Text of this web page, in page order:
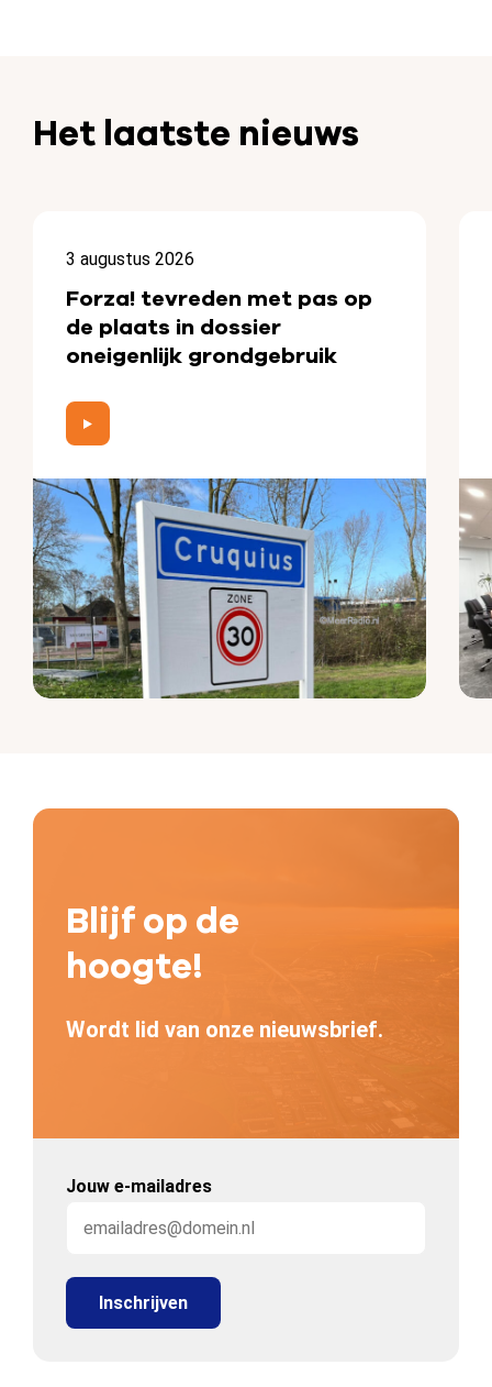
Het laatste nieuws
3 augustus 2026
Forza! tevreden met pas op
de plaats in dossier
oneigenlijk grondgebruik
Blijf op de
hoogte!
Wordt lid van onze nieuwsbrief.
Jouw e-mailadres